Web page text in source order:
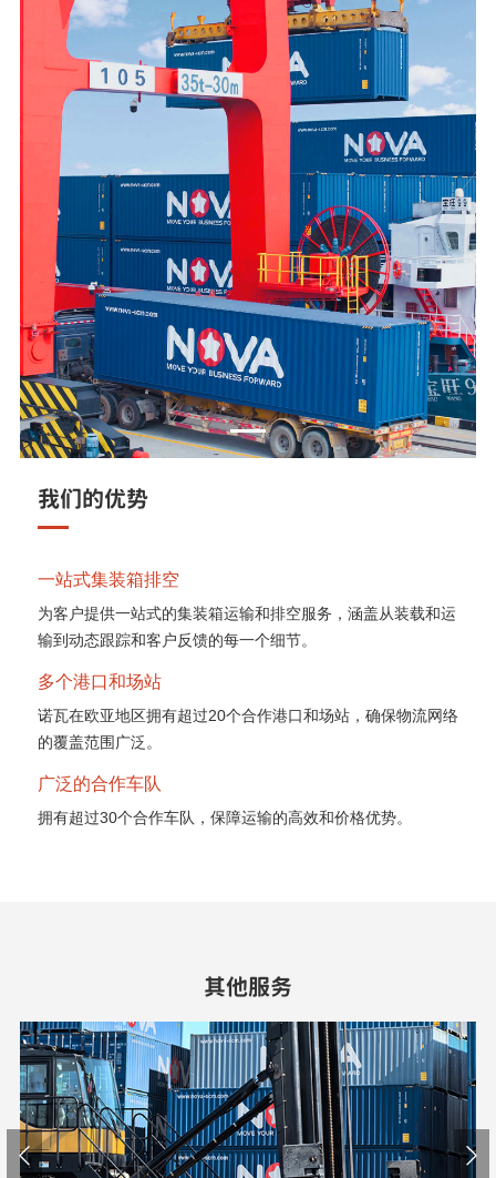
我们的优势
一站式集装箱排空
为客户提供一站式的集装箱运输和排空服务，涵盖从装载和运
输到动态跟踪和客户反馈的每一个细节。
多个港口和场站
诺瓦在欧亚地区拥有超过20个合作港口和场站，确保物流网络
的覆盖范围广泛。
广泛的合作车队
拥有超过30个合作车队，保障运输的高效和价格优势。
其他服务

